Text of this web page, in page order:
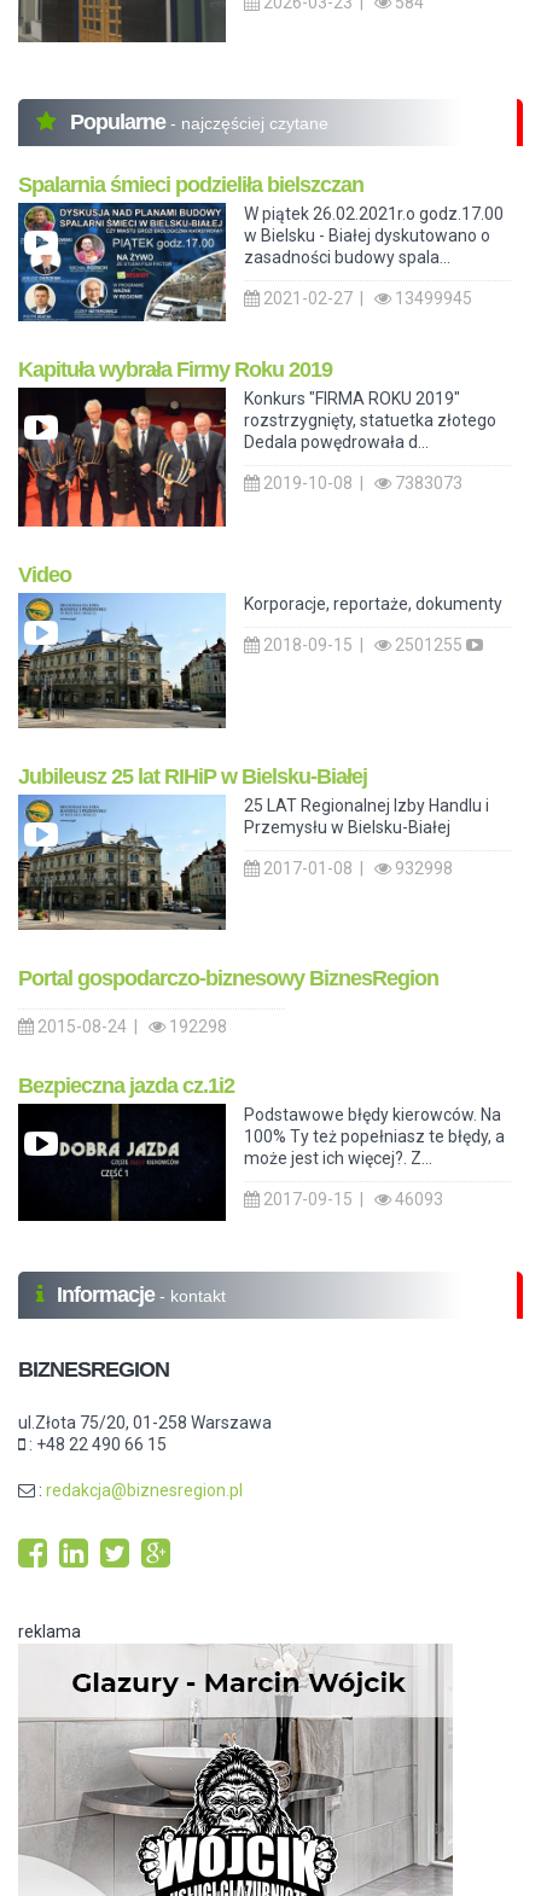
Popularne - najczęściej czytane
Spalarnia śmieci podzieliła bielszczan
W piątek 26.02.2021r.o godz.17.00
w Bielsku - Białej dyskutowano o
zasadności budowy spala...
2021-02-27 | 13499945
Kapituła wybrała Firmy Roku 2019
Konkurs "FIRMA ROKU 2019"
rozstrzygnięty, statuetka złotego
Dedala powędrowała d...
2019-10-08 | 7383073
Video
Korporacje, reportaże, dokumenty
2018-09-15 | 2501255
Jubileusz 25 lat RIHiP w Bielsku-Białej
25 LAT Regionalnej Izby Handlu i
Przemysłu w Bielsku-Białej
2017-01-08 | 932998
Portal gospodarczo-biznesowy BiznesRegion
2015-08-24 | 192298
Bezpieczna jazda cz.1i2
Podstawowe błędy kierowców. Na
100% Ty też popełniasz te błędy, a
może jest ich więcej?. Z...
2017-09-15 | 46093
Informacje - kontakt
BIZNESREGION
ul.Złota 75/20, 01-258 Warszawa
: +48 22 490 66 15
: redakcja@biznesregion.pl
reklama